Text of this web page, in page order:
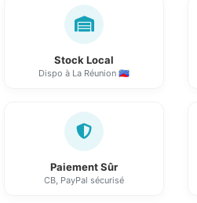
Stock Local
Dispo à La Réunion 🇷🇪
Paiement Sûr
CB, PayPal sécurisé